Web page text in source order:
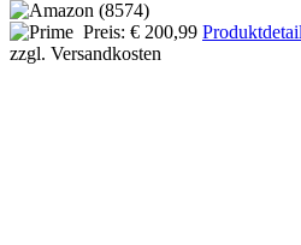
Preis: € 200,99
zzgl. Versandkosten